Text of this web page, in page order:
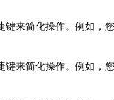
来简化操作。例如，
来简化操作。例如，